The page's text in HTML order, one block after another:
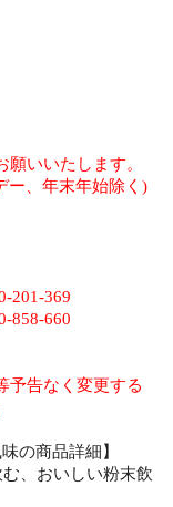
いいたします。
ー、年末年始除く)
201-369
858-660
予告なく変更する
の商品詳細】
、おいしい粉末飲